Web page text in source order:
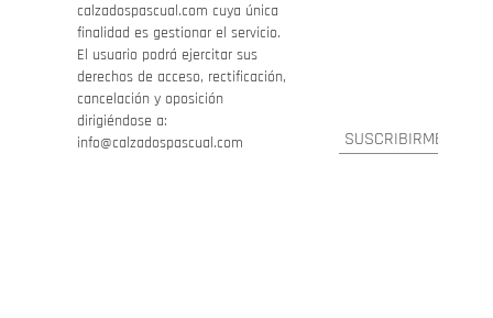
calzadospascual.com cuya única
finalidad es gestionar el servicio.
El usuario podrá ejercitar sus
derechos de acceso, rectificación,
cancelación y oposición
dirigiéndose a:
info@calzadospascual.com